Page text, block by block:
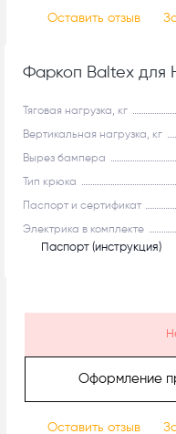
Оставить отзыв
Фаркоп Baltex для
Рекомендуем
Тяговая нагрузка, кг
Вертикальная нагрузка, кг
Вырез бампера
Тип крюка
Паспорт и сертификат
Электрика в комплекте
Паспорт (инструкция)
Оформление
Оставить отзыв